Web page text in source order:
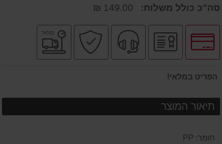
סה"כ כולל משלוח:
לחץ
לאפשרויות
תשלומים
יבואן
רשמי
שירות
מקצועי
קניה
בטוחה
מהיר
הפריט במלאי!
תיאור המוצר
חומר: PP